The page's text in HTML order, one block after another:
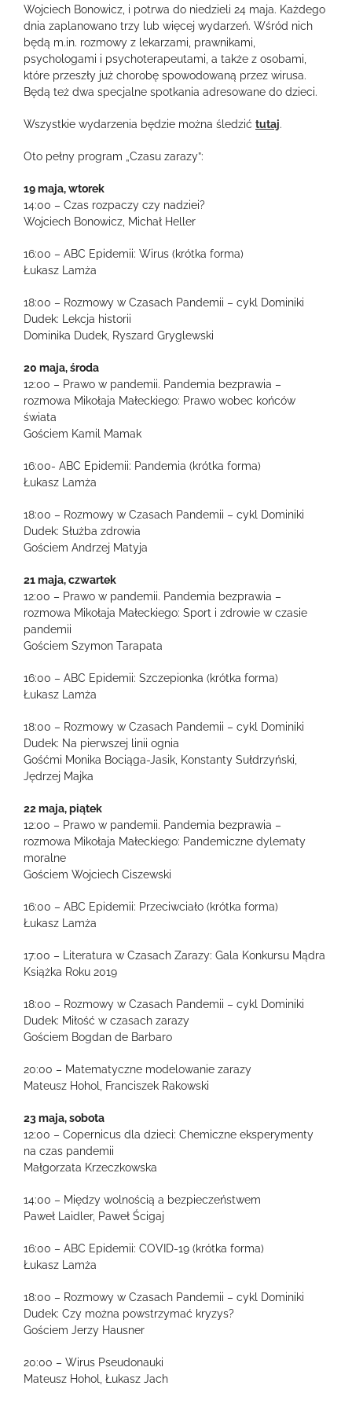
Wojciech Bonowicz, i potrwa do niedzieli 24 maja. Każdego
dnia zaplanowano trzy lub więcej wydarzeń. Wśród nich
będą m.in. rozmowy z lekarzami, prawnikami,
psychologami i psychoterapeutami, a także z osobami,
które przeszły już chorobę spowodowaną przez wirusa.
Będą też dwa specjalne spotkania adresowane do dzieci.
Wszystkie wydarzenia będzie można śledzić tutaj.
Oto pełny program „Czasu zarazy”:
19 maja, wtorek
14:00 – Czas rozpaczy czy nadziei?
Wojciech Bonowicz, Michał Heller
16:00 – ABC Epidemii: Wirus (krótka forma)
Łukasz Lamża
18:00 – Rozmowy w Czasach Pandemii – cykl Dominiki
Dudek: Lekcja historii
Dominika Dudek, Ryszard Gryglewski
20 maja, środa
12:00 – Prawo w pandemii. Pandemia bezprawia –
rozmowa Mikołaja Małeckiego: Prawo wobec końców
świata
Gościem Kamil Mamak
16:00- ABC Epidemii: Pandemia (krótka forma)
Łukasz Lamża
18:00 – Rozmowy w Czasach Pandemii – cykl Dominiki
Dudek: Służba zdrowia
Gościem Andrzej Matyja
21 maja, czwartek
12:00 – Prawo w pandemii. Pandemia bezprawia –
rozmowa Mikołaja Małeckiego: Sport i zdrowie w czasie
pandemii
Gościem Szymon Tarapata
16:00 – ABC Epidemii: Szczepionka (krótka forma)
Łukasz Lamża
18:00 – Rozmowy w Czasach Pandemii – cykl Dominiki
Dudek: Na pierwszej linii ognia
Gośćmi Monika Bociąga-Jasik, Konstanty Sułdrzyński,
Jędrzej Majka
22 maja, piątek
12:00 – Prawo w pandemii. Pandemia bezprawia –
rozmowa Mikołaja Małeckiego: Pandemiczne dylematy
moralne
Gościem Wojciech Ciszewski
16:00 – ABC Epidemii: Przeciwciało (krótka forma)
Łukasz Lamża
17:00 – Literatura w Czasach Zarazy: Gala Konkursu Mądra
Książka Roku 2019
18:00 – Rozmowy w Czasach Pandemii – cykl Dominiki
Dudek: Miłość w czasach zarazy
Gościem Bogdan de Barbaro
20:00 – Matematyczne modelowanie zarazy
Mateusz Hohol, Franciszek Rakowski
23 maja, sobota
12:00 – Copernicus dla dzieci: Chemiczne eksperymenty
na czas pandemii
Małgorzata Krzeczkowska
14:00 – Między wolnością a bezpieczeństwem
Paweł Laidler, Paweł Ścigaj
16:00 – ABC Epidemii: COVID-19 (krótka forma)
Łukasz Lamża
18:00 – Rozmowy w Czasach Pandemii – cykl Dominiki
Dudek: Czy można powstrzymać kryzys?
Gościem Jerzy Hausner
20:00 – Wirus Pseudonauki
Mateusz Hohol, Łukasz Jach